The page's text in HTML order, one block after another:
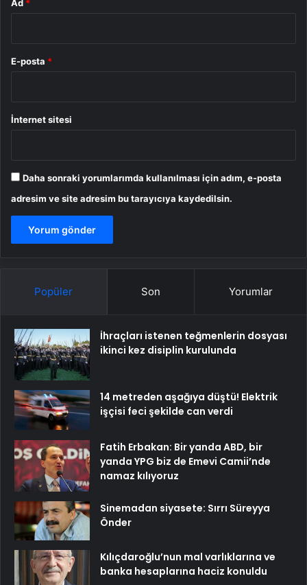
Ad *
E-posta *
İnternet sitesi
Daha sonraki yorumlarımda kullanılması için adım, e-posta
adresim ve site adresim bu tarayıcıya kaydedilsin.
Popüler Son Yorumlar
İhraçları istenen teğmenlerin dosyası
ikinci kez disiplin kurulunda
14 metreden aşağıya düştü! Elektrik
işçisi feci şekilde can verdi
Fatih Erbakan: Bir yanda ABD, bir
yanda YPG biz de Emevi Camii’nde
namaz kılıyoruz
Sinemadan siyasete: Sırrı Süreyya
Önder
Kılıçdaroğlu’nun mal varlıklarına ve
banka hesaplarına haciz konuldu